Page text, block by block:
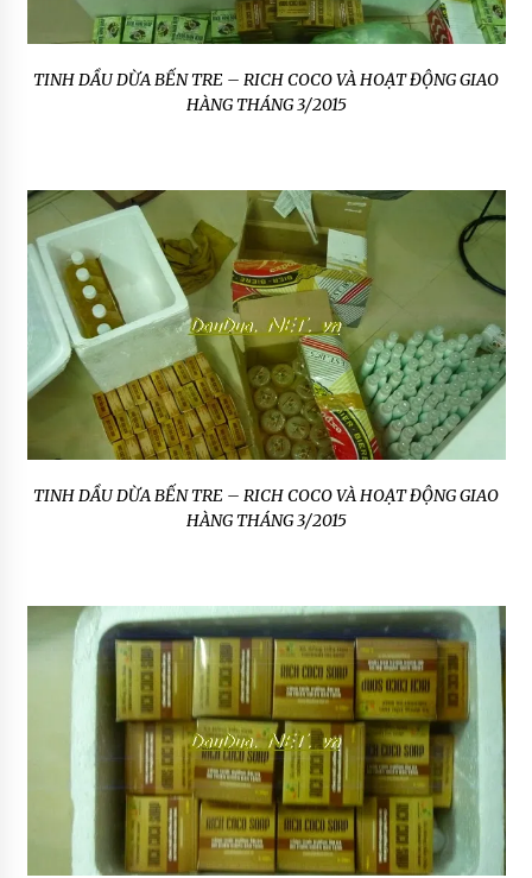
TINH DẦU DỪA BẾN TRE – RICH COCO VÀ HOẠT ĐỘNG GIAO
HÀNG THÁNG 3/2015
TINH DẦU DỪA BẾN TRE – RICH COCO VÀ HOẠT ĐỘNG GIAO
HÀNG THÁNG 3/2015